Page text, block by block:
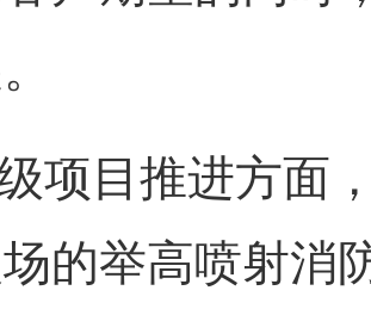
项目推进方面
的举高喷射消